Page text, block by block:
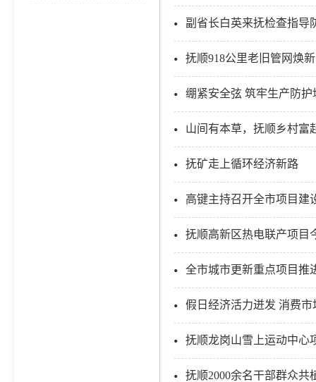
副省长白英来抚检查指导
抚顺918公里老旧管网焕新
绷紧安全弦 筑牢生产防护
山间有本草，抚顺乡村富
抚矿走上循环经济新路
高键主持召开全市项目建
抚顺高新区热电联产项目
全市城市更新重点项目推
假日经济活力迸发 消费市
抚顺龙岗山雪上运动中心
抚顺2000余名干部群众共